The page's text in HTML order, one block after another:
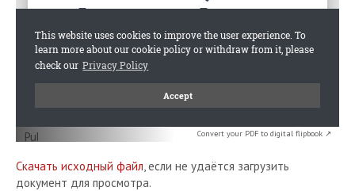
Convert your PDF to digital flipbook ↗
Скачать исходный файл, если не удаётся загрузить
документ для просмотра.